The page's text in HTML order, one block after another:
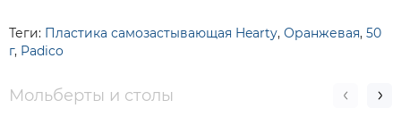
Теги: Пластика самозастывающая Hearty, Оранжевая, 50
г, Padico
Мольберты и столы